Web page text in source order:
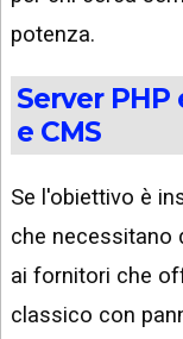
potenza.
Server PHP
e CMS
Se l'obiettivo è
che necessitano
ai fornitori che
classico con